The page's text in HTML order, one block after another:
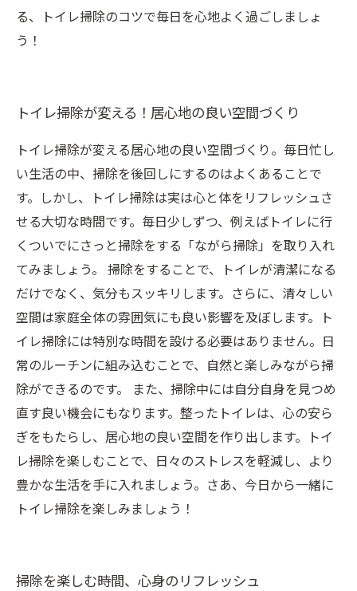
る、トイレ掃除のコツで毎日を心地よく過ごしましょ
う！
トイレ掃除が変える！居心地の良い空間づくり
トイレ掃除が変える居心地の良い空間づくり。毎日忙し
い生活の中、掃除を後回しにするのはよくあることで
す。しかし、トイレ掃除は実は心と体をリフレッシュさ
せる大切な時間です。毎日少しずつ、例えばトイレに行
くついでにさっと掃除をする「ながら掃除」を取り入れ
てみましょう。 掃除をすることで、トイレが清潔になる
だけでなく、気分もスッキリします。さらに、清々しい
空間は家庭全体の雰囲気にも良い影響を及ぼします。ト
イレ掃除には特別な時間を設ける必要はありません。日
常のルーチンに組み込むことで、自然と楽しみながら掃
除ができるのです。 また、掃除中には自分自身を見つめ
直す良い機会にもなります。整ったトイレは、心の安ら
ぎをもたらし、居心地の良い空間を作り出します。トイ
レ掃除を楽しむことで、日々のストレスを軽減し、より
豊かな生活を手に入れましょう。さあ、今日から一緒に
トイレ掃除を楽しみましょう！
掃除を楽しむ時間、心身のリフレッシュ